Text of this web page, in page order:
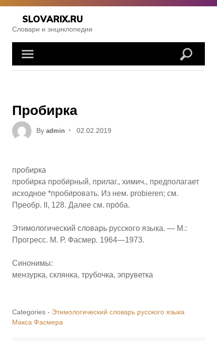
Skip
content
SLOVARIX.RU
Словари и энциклопедии
Пробирка
By admin
Posted
02.02.2019
пробирка
проби́рка проби́рный, прилаг., химич., предполагает
исходное *проби́ровать. Из нем. probieren; см.
Преобр. II, 128. Далее см. про́ба.
Этимологический словарь русского языка. — М.:
Прогресс. М. Р. Фасмер. 1964—1973.
Синонимы:
мензурка, склянка, трубочка, эпруветка
Categories - Этимологический словарь русского языка
Макса Фасмера